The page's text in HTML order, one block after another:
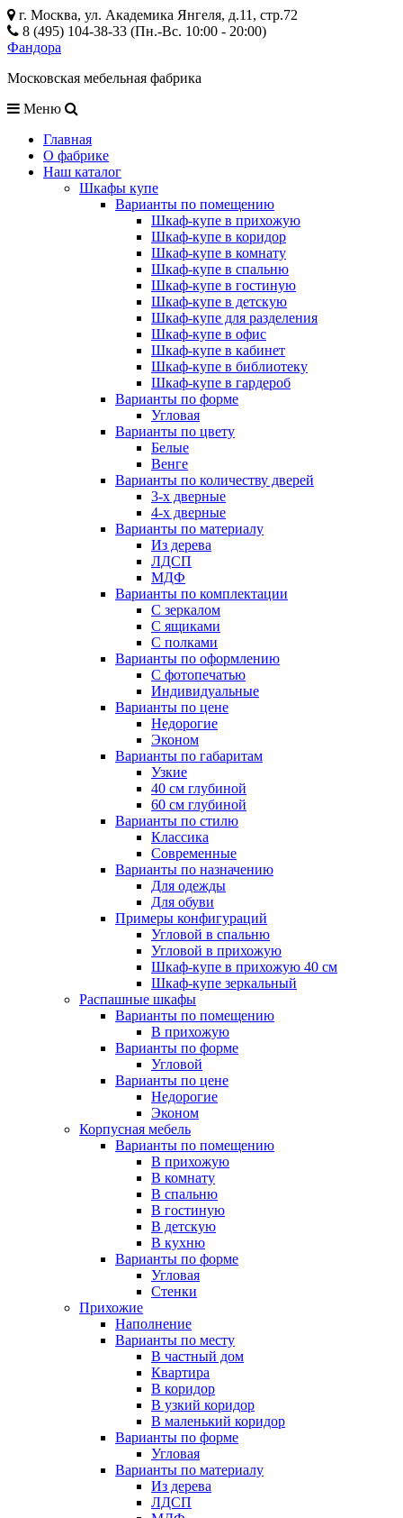
г. Москва, ул. Академика Янгеля, д.11, стр.72
8 (495) 104-38-33 (Пн.-Вс. 10:00 - 20:00)
Фандора
Московская мебельная фабрика
Меню
Главная
О фабрике
Наш каталог
Шкафы купе
Варианты по помещению
Шкаф-купе в прихожую
Шкаф-купе в коридор
Шкаф-купе в комнату
Шкаф-купе в спальню
Шкаф-купе в гостиную
Шкаф-купе в детскую
Шкаф-купе для разделения
Шкаф-купе в офис
Шкаф-купе в кабинет
Шкаф-купе в библиотеку
Шкаф-купе в гардероб
Варианты по форме
Угловая
Варианты по цвету
Белые
Венге
Варианты по количеству дверей
3-х дверные
4-х дверные
Варианты по материалу
Из дерева
ЛДСП
МДФ
Варианты по комплектации
С зеркалом
С ящиками
С полками
Варианты по оформлению
С фотопечатью
Индивидуальные
Варианты по цене
Недорогие
Эконом
Варианты по габаритам
Узкие
40 см глубиной
60 см глубиной
Варианты по стилю
Классика
Современные
Варианты по назначению
Для одежды
Для обуви
Примеры конфигураций
Угловой в спальню
Угловой в прихожую
Шкаф-купе в прихожую 40 см
Шкаф-купе зеркальный
Распашные шкафы
Варианты по помещению
В прихожую
Варианты по форме
Угловой
Варианты по цене
Недорогие
Эконом
Корпусная мебель
Варианты по помещению
В прихожую
В комнату
В спальню
В гостиную
В детскую
В кухню
Варианты по форме
Угловая
Стенки
Прихожие
Наполнение
Варианты по месту
В частный дом
Квартира
В коридор
В узкий коридор
В маленький коридор
Варианты по форме
Угловая
Варианты по материалу
Из дерева
ЛДСП